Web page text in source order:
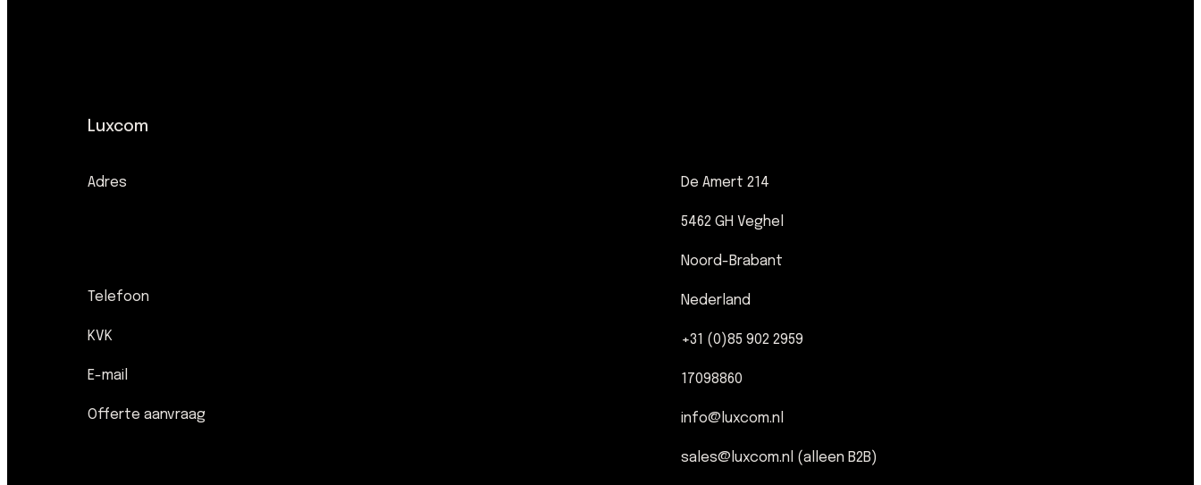
Luxcom
Adres
Telefoon
KVK
E-mail
Offerte aanvraag
De Amert 214
5462 GH Veghel
Noord-Brabant
Nederland
+31 (0)85 902 2959
17098860
info@luxcom.nl
sales@luxcom.nl (alleen B2B)